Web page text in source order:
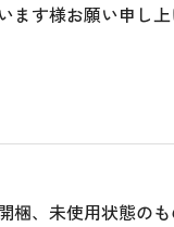
す様お願い申し上
梱、未使用状態のも